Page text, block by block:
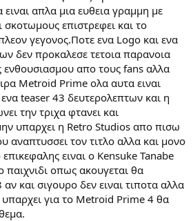
ειναι απλα μια ευθεια γραμμη με
επιστρεφει και το
γεγονος.Ποτε ενα Logo και ενα
δεν προκαλεσε τετοια παρανοια
ενθουσιασμου απο τους fans αλλα
Metroid Prime ολα αυτα ειναι
teaser 43 δευτερολεπτων και η
την τριχα φτανει και
υπαρχει η Retro Studios απο πισω
αναπτυσσει τον τιτλο αλλα και μονο
ειναι ο Kensuke Tanabe
παιχνιδι οπως ακουγεται θα
και σιγουρο δεν ειναι τιποτα αλλα
υπαρχει για το Metroid Prime 4 θα